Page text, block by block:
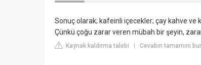
Sonuç olarak; kafeinli içecekler; çay kahve ve
Çünkü çoğu zarar veren mübah bir şeyin,
Kaynak kaldırma talebi | Cevabın tamamını